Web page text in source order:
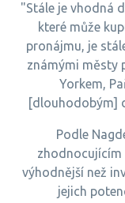
"Stále je vhodná
které může
pronájmu, je
známými městy
Yorkem,
[dlouhodobým]
Podle
zhodnocujícím
výhodnější než
jejich